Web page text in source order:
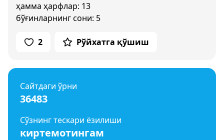
ҳамма ҳарфлар: 13
бўғинларнинг сони: 5
2 Рўйхатга қўшиш
Сайтдаги ўрни
36483
Сўзнинг тескари ёзилиши
киртемотингам